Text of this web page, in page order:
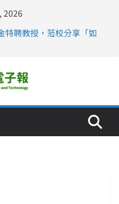
2026
特聘教授，蒞校分享「如
醫學大學第5名 辦學實力再
印頂尖大學跨國合作
尼亞歐洲盃國際發明展雙
護理教育創新獲國際肯定